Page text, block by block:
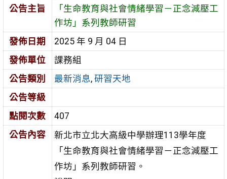
公告主旨
「生命教育與社會情緒學習－正念減壓工
作坊」系列教師研習
發佈日期
2025 年 9 月 04 日
發佈單位
課務組
公告類別
最新消息, 研習天地
公告等級
點閱次數
407
公告內容
新北市立北大高級中學辦理113學年度
「生命教育與社會情緒學習－正念減壓工
作坊」系列教師研習。